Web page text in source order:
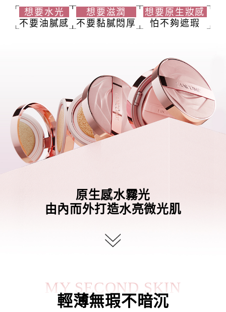
想要水光
不要油膩感
想要滋潤
不要黏膩悶厚
想要原生妝感
怕不夠遮瑕
原生感水霧光
由內而外打造水亮微光肌
MY SECOND SKIN
輕薄無瑕不暗沉